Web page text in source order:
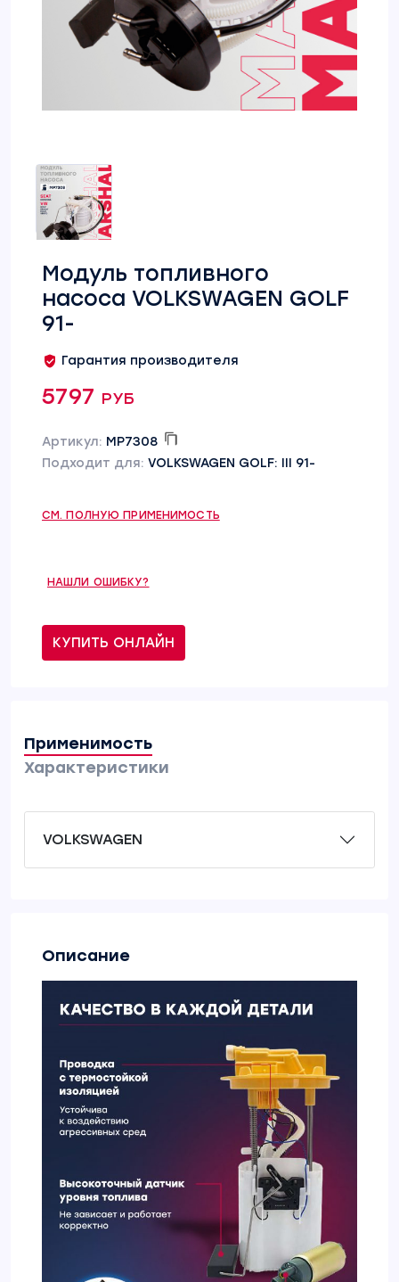
Модуль топливного
насоса VOLKSWAGEN GOLF
91-
Гарантия производителя
5797 руб
Артикул: MP7308
Подходит для: VOLKSWAGEN GOLF: III 91-
СМ. ПОЛНУЮ ПРИМЕНИМОСТЬ
НАШЛИ ОШИБКУ?
КУПИТЬ ОНЛАЙН
Применимость
Характеристики
VOLKSWAGEN
Описание